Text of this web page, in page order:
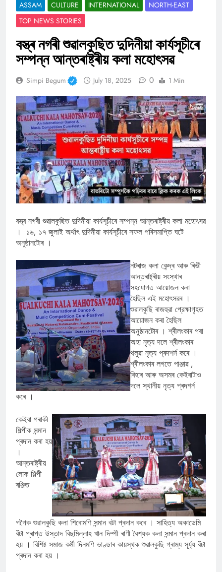
ASSAM CULTURE INTERNATIONAL
NORTH-EAST
TOP NEWS STORIES
বস্ত্ৰ নগৰী শুৱালকুছিত দুদিনীয়া কাৰ্যসূচীৰে
সম্পন্ন আন্তৰাষ্ট্ৰীয় কলা মহোৎসৱ
Simpi Begum July 18, 2025 0 1 Min
বস্ত্ৰ নগৰী শুৱালকুছিত দুদিনীয়া কাৰ্যসূচীৰে সম্পন্ন আন্তৰাষ্ট্ৰীয় কলা মহোৎসৱ
। ১৬, ১৭ জুলাই অৰ্থাৎ দুদিনীয়া কাৰ্যসূচীৰে সফল পৰিসমাপ্তি ঘটে
অনুষ্ঠানটোৰ ।
নটৰাজ কলা কেন্দ্ৰ আৰু ৰিভী
আন্তৰাষ্ট্ৰীয় সংস্থাৰ
সহযোগত আয়োজন কৰা
হৈছিল এই মহোৎসৱৰ ।
শুৱালকুছি ৰাজহুৱা প্রেক্ষাগৃহত
আয়োজন কৰা হৈছিল
অনুষ্ঠানটোৰ । শ্ৰীলংকাৰ পৰা
অহা নৃত্য দলে শ্ৰীলংকাৰ
থলুৱা নৃত্য প্ৰদশৰ্ন কৰে ।
শ্ৰীলংকাৰ লগতে পাঞ্জাৱ ,
বিহাৰ আৰু অসমৰ কেইবাটাও
দলে স্থানীয় নৃত্য প্ৰদশৰ্ন
কৰে ।
কেইবা গৰাকী
শিল্পীক সন্মান
প্ৰদান কৰা হয়
।
আন্তৰাষ্ট্ৰীয়
লোক শিল্পী
ৰঞ্জিত
গগৈক শুৱালকুছি কলা শিৰোমণি সন্মান বটা প্ৰদান কৰে । সাহিত্য অকাডেমি
বঁটা প্ৰাপ্ত উস্তাদ বিছমিল্লাহ খান দিম্পী ৰাণী বৈশ্যক কলা সন্মান প্ৰদান কৰা
হয় । বিশিষ্ট সমাজ কৰ্মী দিনমণি ভাণ্ডাৰ কায়স্থক শুৱালকুছি গ্ৰাম্য সূৰ্য্য বঁটা
প্ৰদান কৰা হয় ।